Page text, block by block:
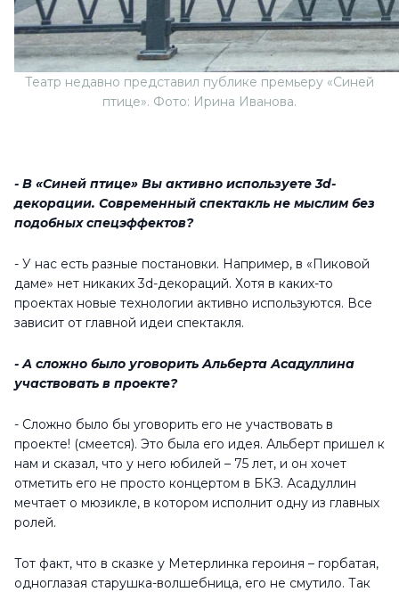
Театр недавно представил публике премьеру «Синей
птице». Фото: Ирина Иванова.
- В «Синей птице» Вы активно используете 3d-
декорации. Современный спектакль не мыслим без
подобных спецэффектов?
- У нас есть разные постановки. Например, в «Пиковой
даме» нет никаких 3d-декораций. Хотя в каких-то
проектах новые технологии активно используются. Все
зависит от главной идеи спектакля.
- А сложно было уговорить Альберта Асадуллина
участвовать в проекте?
- Сложно было бы уговорить его не участвовать в
проекте! (смеется). Это была его идея. Альберт пришел к
нам и сказал, что у него юбилей – 75 лет, и он хочет
отметить его не просто концертом в БКЗ. Асадуллин
мечтает о мюзикле, в котором исполнит одну из главных
ролей.
Тот факт, что в сказке у Метерлинка героиня – горбатая,
одноглазая старушка-волшебница, его не смутило. Так